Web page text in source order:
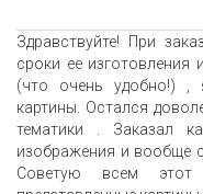
Здравствуйте! При
сроки ее изготовления
(что очень удобно!) ,
картины. Остался
тематики . Заказал
изображения и вообще
Советую всем этот